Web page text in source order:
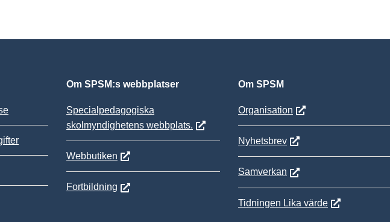
Om SPSM:s webbplatser
Specialpedagogiska
skolmyndighetens webbplats.
Webbutiken
Fortbildning
Om SPSM
Organisation
Nyhetsbrev
Samverkan
Tidningen Lika värde